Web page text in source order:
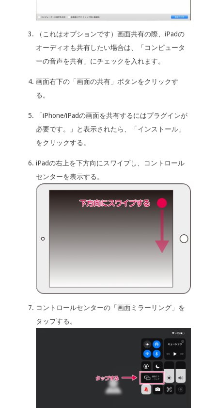
（これはオプションです）画面共有の際、iPadの
オーディオも共有したい場合は、「コンピュータ
ーの音声を共有」にチェックを入れます。
画面右下の「画面の共有」ボタンをクリックす
る。
「iPhone/iPadの画面を共有するにはプラグインが
必要です。」と表示されたら、「インストール」
をクリックする。
iPadの右上を下方向にスワイプし、コントロール
センターを表示する。
コントロールセンターの「画面ミラーリング」を
タップする。